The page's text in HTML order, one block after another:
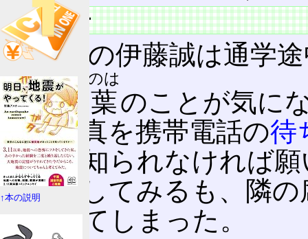
ストーリー
主人公の伊藤誠は通学
る桂言葉
ことのは
のことが気に
手の写真を携帯電話の待
それを知られなければ
を実行してみるも、隣
てばれてしまった。
↑本の説明